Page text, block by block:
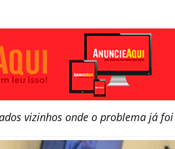
vizinhos onde o problema já